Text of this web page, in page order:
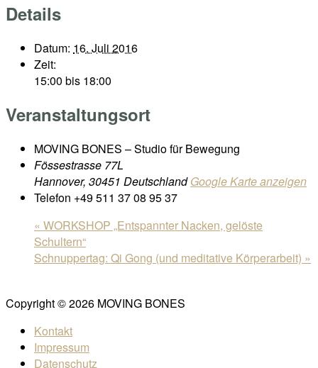
Details
Datum: 16. Juli 2016
Zeit:
15:00 bis 18:00
Veranstaltungsort
MOVING BONES – Studio für Bewegung
Fössestrasse 77L
Hannover, 30451 Deutschland Google Karte anzeigen
Telefon +49 511 37 08 95 37
« WORKSHOP „Entspannter Nacken, gelöste
Schultern“
Schnuppertag: Qi Gong (und meditative Körperarbeit) »
Copyright © 2026 MOVING BONES
Kontakt
Impressum
Datenschutz